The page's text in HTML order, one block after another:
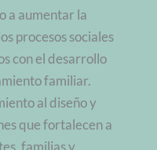
a aumentar la
procesos sociales
con el desarrollo
familiar.
al diseño y
que fortalecen a
familias y